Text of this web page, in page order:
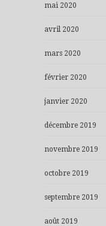
mai 2020
avril 2020
mars 2020
février 2020
janvier 2020
décembre 2019
novembre 2019
octobre 2019
septembre 2019
août 2019